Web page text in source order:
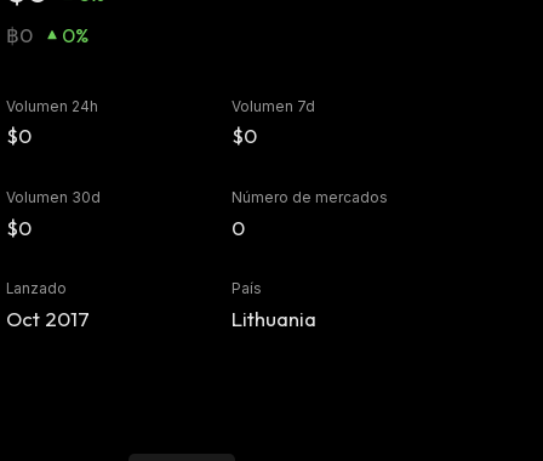
฿0
0%
Volumen 24h
$0
Volumen 7d
$0
Volumen 30d
$0
Número de mercados
0
Lanzado
Oct 2017
País
Lithuania